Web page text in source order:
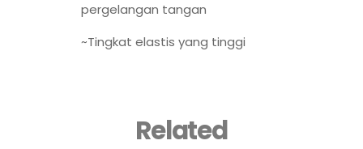
pergelangan tangan
~Tingkat elastis yang tinggi
Related